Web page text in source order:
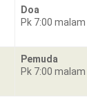
Doa
Pk 7:00 malam
Pemuda
Pk 7:00 malam